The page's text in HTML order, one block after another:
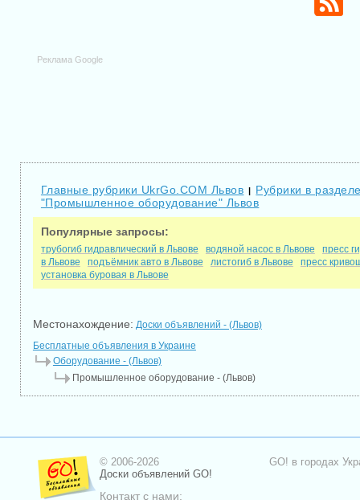
Реклама Google
Главные рубрики UkrGo.COM Львов | Рубрики в
"Промышленное оборудование" Львов
Популярные запросы:
трубогиб гидравлический в Львове водяной насос в Львове
пресс
в Львове
подъёмник авто в Львове листогиб в Львове
пресс
установка буровая в Львове
Местонахождение: Доски объявлений - (Львов)
Бесплатные объявления в Украине
Оборудование - (Львов)
Промышленное оборудование - (Львов)
© 2006-2026
Доски объявлений GO!
Контакт с нами:
GO! в городах